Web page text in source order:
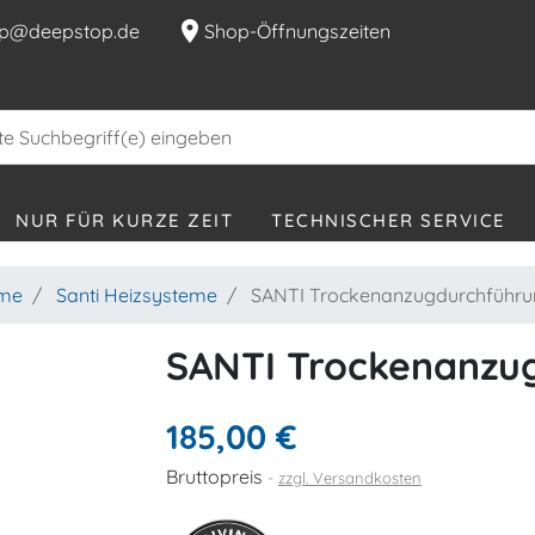
location_on Shop-Öffnungszeiten
NUR FÜR KURZE ZEIT TECHNISCHER SERVICE
Santi Heizsysteme SANTI
SANTI
185,00 €
Bruttopreis zzgl. Versandkosten